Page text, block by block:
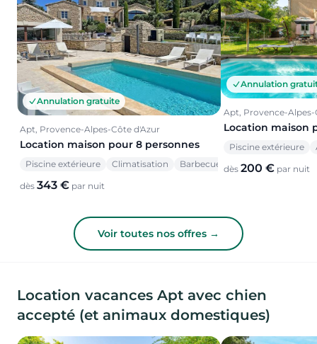
Annulation gratuite
Apt, Provence-Alpes-Côte d'Azur
Location maison pour 8 personnes
Piscine extérieure Climatisation Barbecue
dès 343 € par nuit
Annulation
Apt, Provence-Alpes-
Location maison
Piscine extérieure
dès 200 € par nuit
Voir toutes nos offres →
Location vacances Apt avec chien
accepté (et animaux domestiques)